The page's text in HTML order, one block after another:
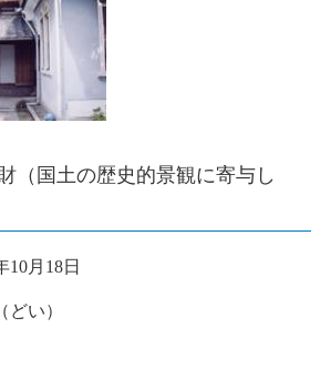
（国土の歴史的景観に寄与し
10月18日
どい）